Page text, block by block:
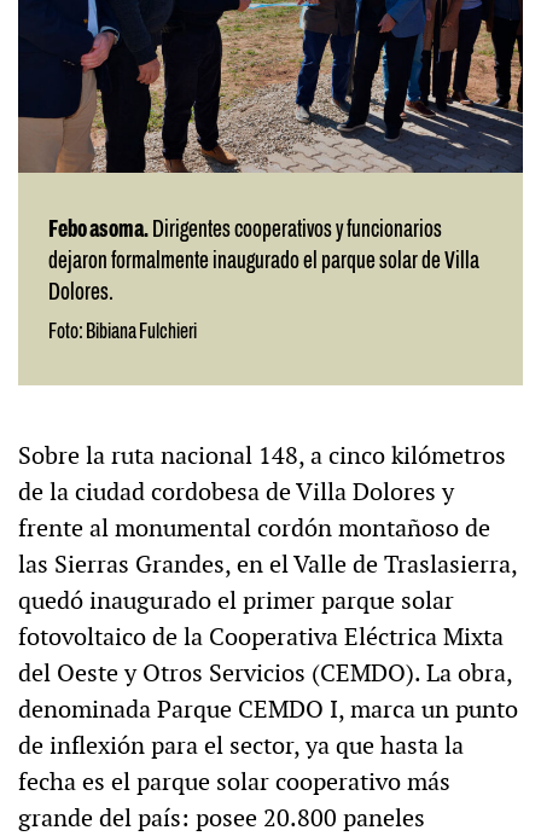
Febo asoma. Dirigentes cooperativos y funcionarios
dejaron formalmente inaugurado el parque solar de Villa
Dolores.
Foto: Bibiana Fulchieri
Sobre la ruta nacional 148, a cinco kilómetros
de la ciudad cordobesa de Villa Dolores y
frente al monumental cordón montañoso de
las Sierras Grandes, en el Valle de Traslasierra,
quedó inaugurado el primer parque solar
fotovoltaico de la Cooperativa Eléctrica Mixta
del Oeste y Otros Servicios (CEMDO). La obra,
denominada Parque CEMDO I, marca un punto
de inflexión para el sector, ya que hasta la
fecha es el parque solar cooperativo más
grande del país: posee 20.800 paneles